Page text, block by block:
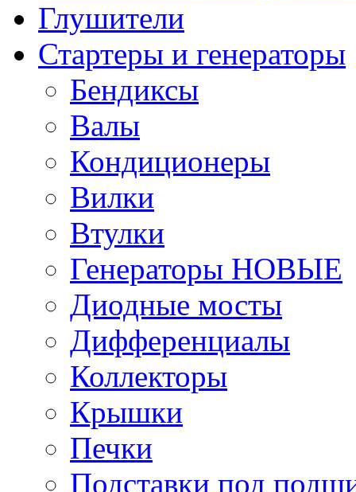
Глушители
Стартеры и генераторы
Бендиксы
Валы
Кондиционеры
Вилки
Втулки
Генераторы НОВЫЕ
Диодные мосты
Дифференциалы
Коллекторы
Крышки
Печки
Подставки под